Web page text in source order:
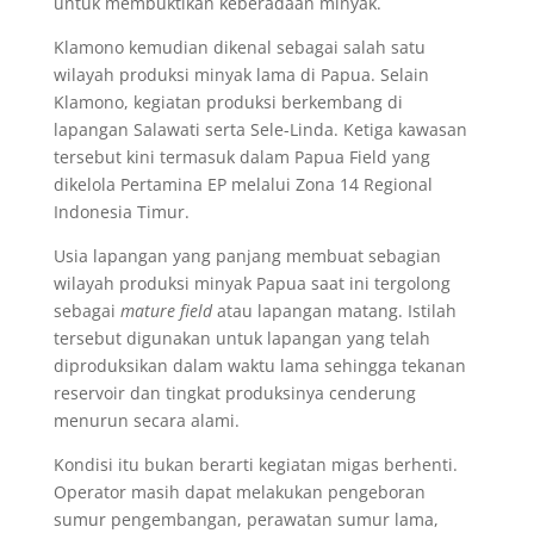
Klamono kemudian dikenal sebagai salah satu
wilayah produksi minyak lama di Papua. Selain
Klamono, kegiatan produksi berkembang di
lapangan Salawati serta Sele-Linda. Ketiga kawasan
tersebut kini termasuk dalam Papua Field yang
dikelola Pertamina EP melalui Zona 14 Regional
Indonesia Timur.
Usia lapangan yang panjang membuat sebagian
wilayah produksi minyak Papua saat ini tergolong
sebagai mature fieldatau lapangan matang. Istilah
tersebut digunakan untuk lapangan yang telah
diproduksikan dalam waktu lama sehingga tekanan
reservoir dan tingkat produksinya cenderung
menurun secara alami.
Kondisi itu bukan berarti kegiatan migas berhenti.
Operator masih dapat melakukan pengeboran
sumur pengembangan, perawatan sumur lama,